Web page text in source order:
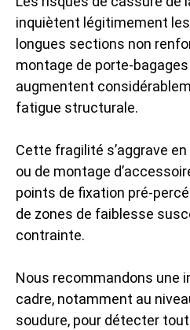
inquiètent légitimement
longues sections non
montage de porte-
augmentent
fatigue structurale.
Cette fragilité s’aggrave
ou de montage
points de fixation pré-
de zones de faiblesse
contrainte.
Nous recommandons une
cadre, notamment au
soudure, pour détecter